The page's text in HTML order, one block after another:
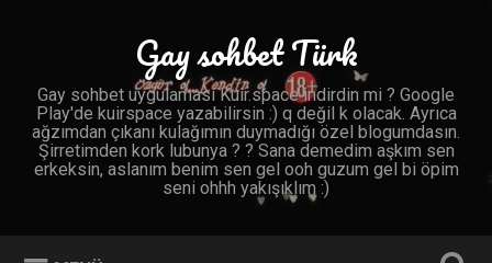
Gay sohbet Türk
Gay sohbet uygulaması Kuir.space indirdin mi ? Google
Play'de kuirspace yazabilirsin :) q değil k olacak. Ayrıca
ağzımdan çıkanı kulağımın duymadığı özel blogumdasın.
Şirretimden kork lubunya ? ? Sana demedim aşkım sen
erkeksin, aslanım benim sen gel ooh guzum gel bi öpim
seni ohhh yakışıklım :)